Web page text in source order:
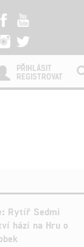
PŘIHLÁSIT
REGISTROVAT
Rytíř Sedmi
hází na Hru o